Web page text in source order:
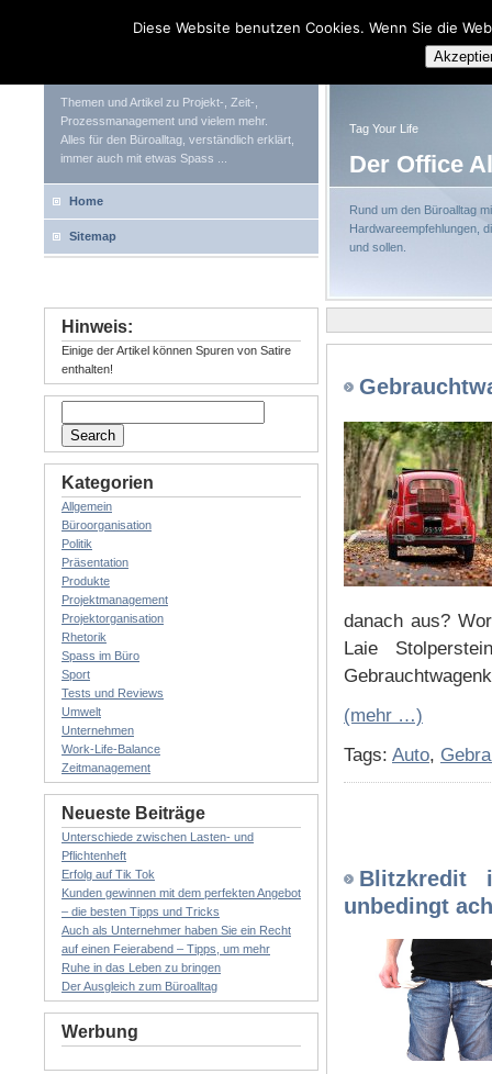
Themen und Artikel zu Projekt-, Zeit-,
Prozessmanagement und vielem mehr.
Alles für den Büroalltag, verständlich erklärt,
immer auch mit etwas Spass ...
Tag Your Life
Der Office
Rund um den Büroalltag
Hardwareempfehlungen,
und sollen.
Home
Sitemap
danach aus?
Laie
(mehr …)
Tags: Auto,
Blitzkredit
unbedingt
Hinweis:
Einige der Artikel können Spuren von Satire
enthalten!
Kategorien
Allgemein
Büroorganisation
Politik
Präsentation
Produkte
Projektmanagement
Projektorganisation
Rhetorik
Spass im Büro
Sport
Tests und Reviews
Umwelt
Unternehmen
Work-Life-Balance
Zeitmanagement
Neueste Beiträge
Unterschiede zwischen Lasten- und
Pflichtenheft
Erfolg auf Tik Tok
Kunden gewinnen mit dem perfekten Angebot
– die besten Tipps und Tricks
Auch als Unternehmer haben Sie ein Recht
auf einen Feierabend – Tipps, um mehr
Ruhe in das Leben zu bringen
Der Ausgleich zum Büroalltag
Werbung
Diese Website benutzen Cookies. Wenn Sie die